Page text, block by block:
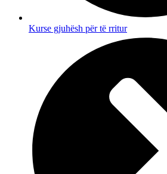
Kurse gjuhësh për të rritur